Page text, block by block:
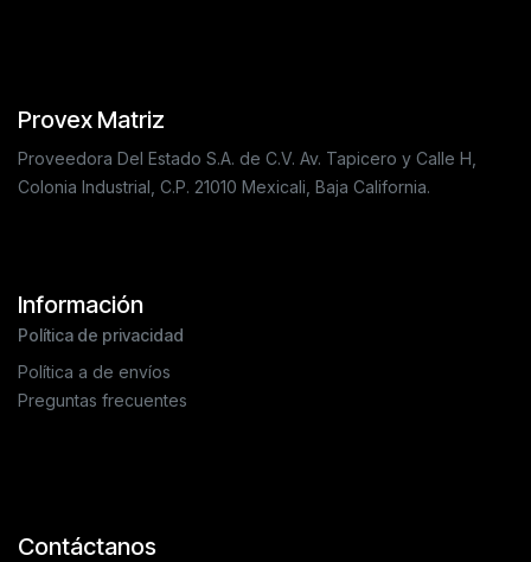
Provex Matriz
Proveedora Del Estado S.A. de C.V. Av. Tapicero y Calle H,
Colonia Industrial, C.P. 21010 Mexicali, Baja California.
Información
Política de privacidad
Política a de envíos
Preguntas frecuentes
Contáctanos